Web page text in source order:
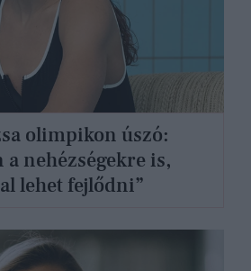
olimpikon úszó:
a nehézségekre is,
lehet fejlődni”